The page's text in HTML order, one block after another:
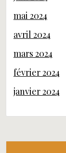
mai 2024
avril 2024
mars 2024
février 2024
janvier 2024